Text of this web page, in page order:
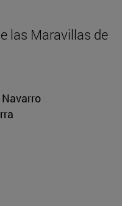
las Maravillas de